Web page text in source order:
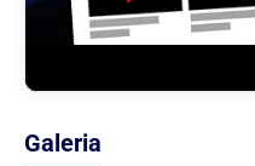
Galeria